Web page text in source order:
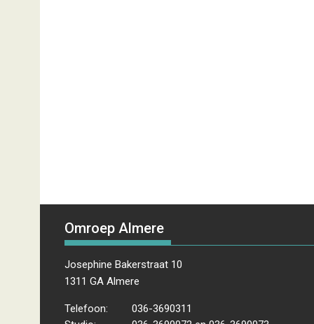
Omroep Almere
Josephine Bakerstraat 10
1311 GA Almere
Telefoon:
036-3690311